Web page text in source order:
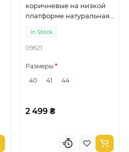
коричневые на низкой
платформе натуральная
In Stock
09621
Размеры
40
41 44
2 499 ₴